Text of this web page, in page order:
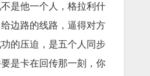
是他一个人，格拉利什
边路的线路，逼得对方
的压迫，是五个人同步
是卡在回传那一刻，你